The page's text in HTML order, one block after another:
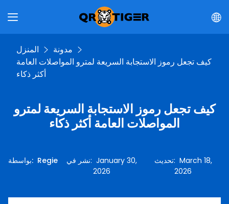
المنزل
مدونة
كيف تجعل رموز الاستجابة السريعة لمترو المواصلات العامة
أكثر ذكاء
كيف تجعل رموز الاستجابة السريعة لمترو
المواصلات العامة أكثر ذكاء
بواسطة: Regie نشر في: January 30,
2026
تحديث: March 18,
2026